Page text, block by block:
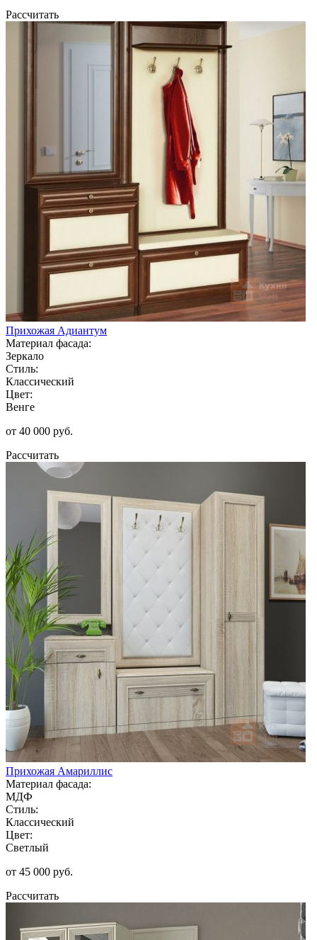
Рассчитать
Прихожая Адиантум
Материал фасада:
Зеркало
Стиль:
Классический
Цвет:
Венге
от 40 000 руб.
Рассчитать
Прихожая Амариллис
Материал фасада:
МДФ
Стиль:
Классический
Цвет:
Светлый
от 45 000 руб.
Рассчитать